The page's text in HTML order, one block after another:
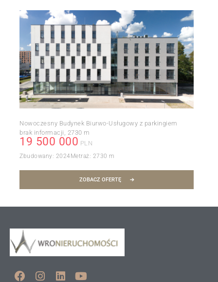
Nowoczesny Budynek Biurwo-Usługowy z parkingiem
brak informacji 2730 m
19 500 000 PLN
Zbudowany: 2024Metraż: 2730 m
ZOBACZ OFERTĘ